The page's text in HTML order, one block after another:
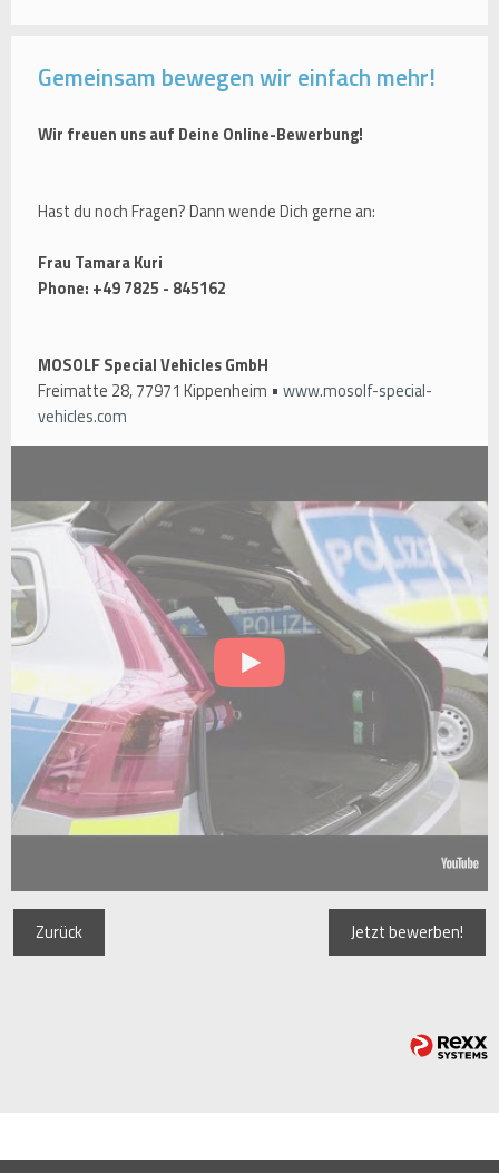
Gemeinsam bewegen wir einfach mehr!
Wir freuen uns auf Deine Online-Bewerbung!
Hast du noch Fragen? Dann wende Dich gerne an:
Frau Tamara Kuri
Phone: +49 7825 - 845162
MOSOLF Special Vehicles GmbH
Freimatte 28, 77971 Kippenheim • www.mosolf-special-
vehicles.com
Zurück Jetzt bewerben!